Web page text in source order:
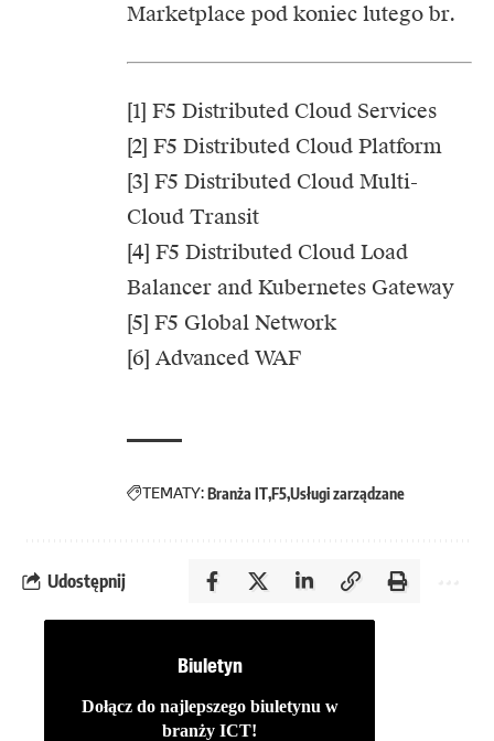
Marketplace pod koniec lutego br.
[1] F5 Distributed Cloud Services
[2] F5 Distributed Cloud Platform
[3] F5 Distributed Cloud Multi-
Cloud Transit
[4] F5 Distributed Cloud Load
Balancer and Kubernetes Gateway
[5] F5 Global Network
[6] Advanced WAF
TEMATY:Branża ITF5Usługi zarządzane
Udostępnij
Biuletyn
Dołącz do najlepszego biuletynu w
branży ICT!